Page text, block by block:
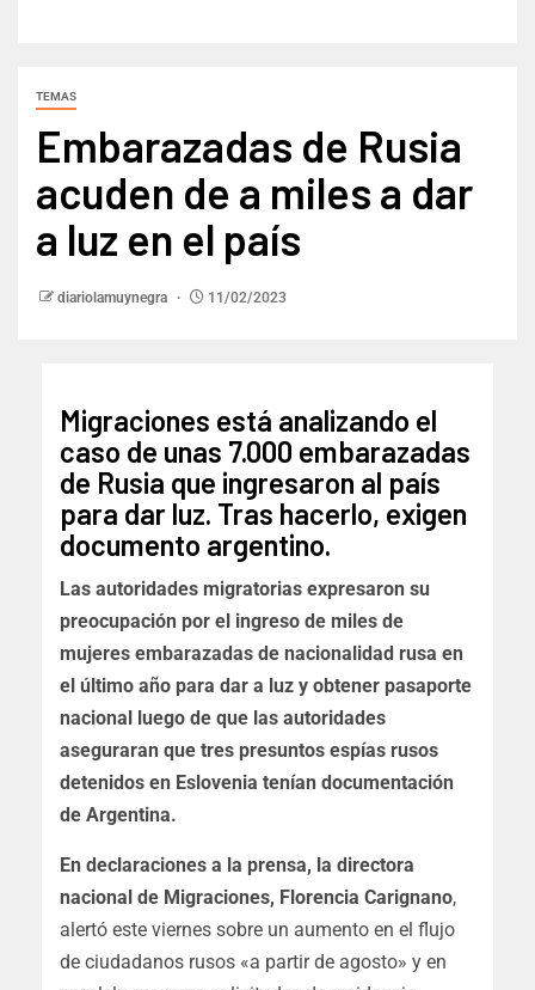
TEMAS
Embarazadas de Rusia
acuden de a miles a dar
a luz en el país
diariolamuynegra 11/02/2023
Migraciones está analizando el
caso de unas 7.000 embarazadas
de Rusia que ingresaron al país
para dar luz. Tras hacerlo, exigen
documento argentino.
Las autoridades migratorias expresaron su
preocupación por el ingreso de miles de
mujeres embarazadas de nacionalidad rusa en
el último año para dar a luz y obtener pasaporte
nacional luego de que las autoridades
aseguraran que tres presuntos espías rusos
detenidos en Eslovenia tenían documentación
de Argentina.
En declaraciones a la prensa, la directora
nacional de Migraciones, Florencia Carignano,
alertó este viernes sobre un aumento en el flujo
de ciudadanos rusos «a partir de agosto» y en